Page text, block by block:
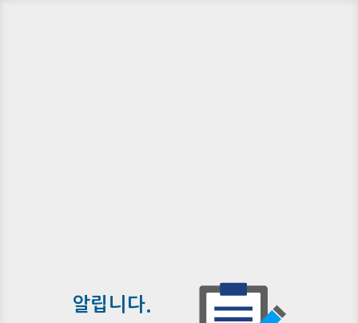
알립니다.